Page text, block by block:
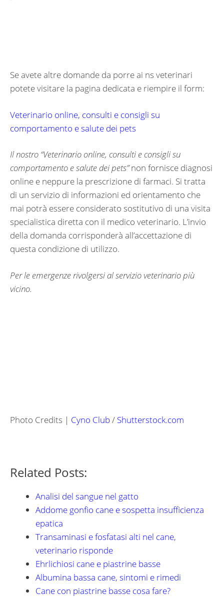
Se avete altre domande da porre ai ns veterinari
potete visitare la pagina dedicata e riempire il form:
Veterinario online, consulti e consigli su
comportamento e salute dei pets
Il nostro “Veterinario online, consulti e consigli su
comportamento e salute dei pets”non fornisce diagnosi
online e neppure la prescrizione di farmaci. Si tratta
di un servizio di informazioni ed orientamento che
mai potrà essere considerato sostitutivo di una visita
specialistica diretta con il medico veterinario. L’invio
della domanda corrisponderà all’accettazione di
questa condizione di utilizzo.
Per le emergenze rivolgersi al servizio veterinario più
vicino.
Photo Credits | Cyno Club/ Shutterstock.com
Related Posts:
Analisi del sangue nel gatto
Addome gonfio cane e sospetta insufficienza
epatica
Transaminasi e fosfatasi alti nel cane,
veterinario risponde
Ehrlichiosi cane e piastrine basse
Albumina bassa cane, sintomi e rimedi
Cane con piastrine basse cosa fare?